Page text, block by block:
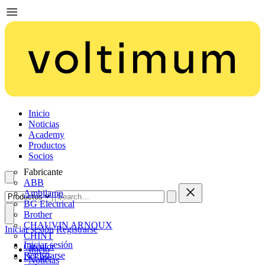
Inicio
Noticias
Academy
Productos
Socios
Fabricante
ABB
Ambilamp
BG Electrical
Brother
CHAUVIN ARNOUX
CHINT
Circutor
D-Line
Iniciar sesión
Registrarse
Iniciar sesión Registrarse
Inicio
Noticias